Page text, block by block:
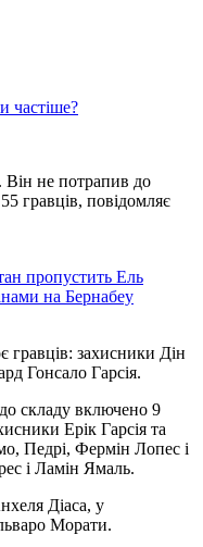
частіше?
Він не потрапив до
гравців, повідомляє
пропустить Ель
на Бернабеу
гравців: захисники Дін
Гонсало Гарсія.
складу включено 9
Ерік Гарсія та
Педрі, Фермін Лопес і
і Ламін Ямаль.
Діаса, у
Морати.